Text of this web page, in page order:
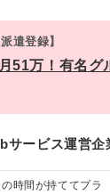
遣登録】
51万！有名グ
ービス運営
時間が持ててプラ